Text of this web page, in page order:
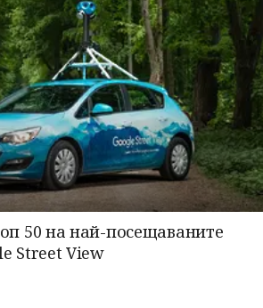
50 на най-посещаваните
Street View